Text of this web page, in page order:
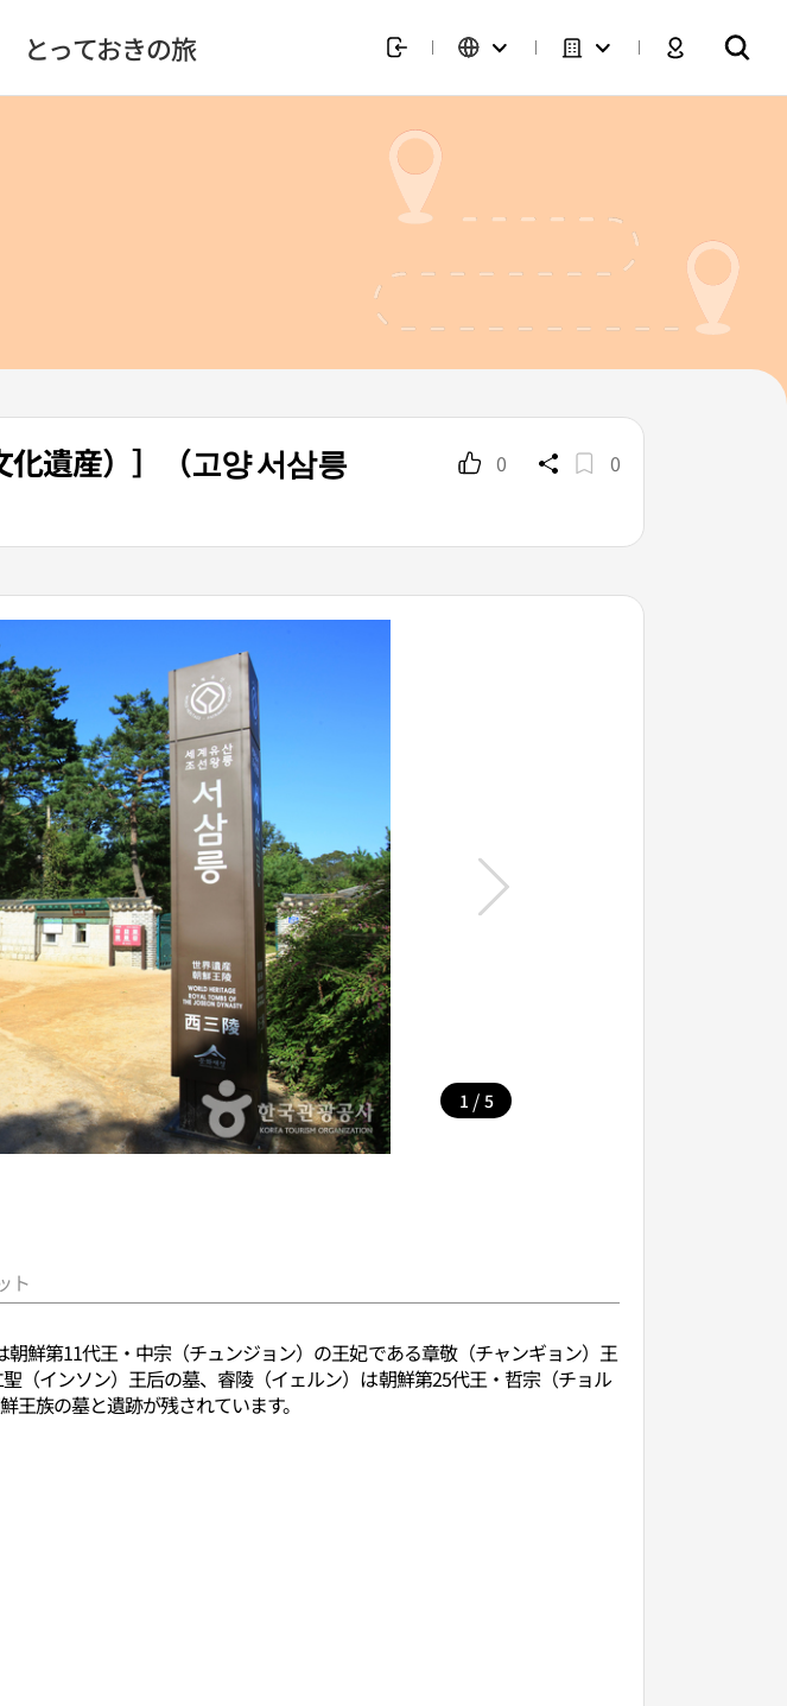
とっておきの旅
遺産）］（고양 서삼릉
0 0
1 / 5
ト
鮮第11代王・中宗（チュンジョン）の王妃である章敬（チャンギョン）王
（インソン）王后の墓、睿陵（イェルン）は朝鮮第25代王・哲宗（チョル
族の墓と遺跡が残されています。